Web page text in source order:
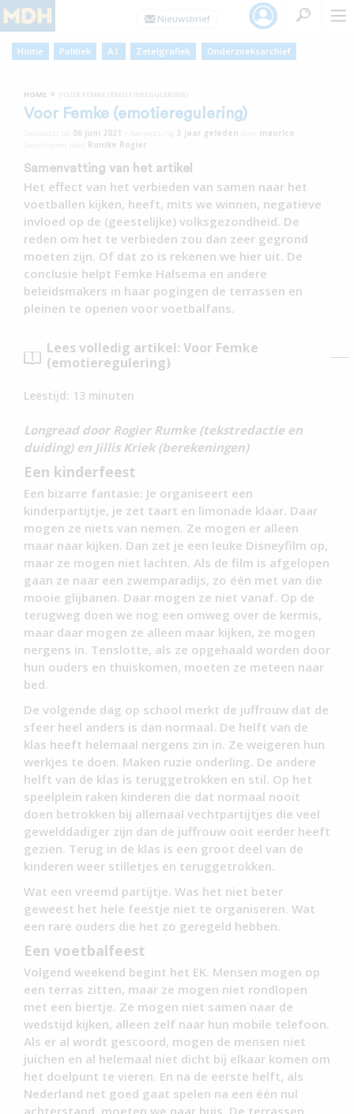
Home Politiek A.I. Zetelgrafiek Onderzoeksarchief
HOME »
Voor Femke (emotieregulering)
06 juni 2021 3 jaar geleden
maurice
Rumke Rogier
Samenvatting van het artikel
Het effect van het verbieden van samen naar het
voetballen kijken, heeft, mits we winnen, negatieve
invloed op de (geestelijke) volksgezondheid. De
reden om het te verbieden zou dan zeer gegrond
moeten zijn. Of dat zo is rekenen we hier uit. De
conclusie helpt Femke Halsema en andere
beleidsmakers in haar pogingen de terrassen en
pleinen te openen voor voetbalfans.
Lees volledig artikel: Voor Femke
(emotieregulering)
Leestijd: 13 minuten
Longread door Rogier Rumke (tekstredactie en
duiding) en Jillis Kriek (berekeningen)
Een kinderfeest
Een bizarre fantasie: Je organiseert een
kinderpartijtje, je zet taart en limonade klaar. Daar
mogen ze niets van nemen. Ze mogen er alleen
maar naar kijken. Dan zet je een leuke Disneyfilm op,
maar ze mogen niet lachten. Als de film is afgelopen
gaan ze naar een zwemparadijs, zo één met van die
mooie glijbanen. Daar mogen ze niet vanaf. Op de
terugweg doen we nog een omweg over de kermis,
maar daar mogen ze alleen maar kijken, ze mogen
nergens in. Tenslotte, als ze opgehaald worden door
hun ouders en thuiskomen, moeten ze meteen naar
bed.
De volgende dag op school merkt de juffrouw dat de
sfeer heel anders is dan normaal. De helft van de
klas heeft helemaal nergens zin in. Ze weigeren hun
werkjes te doen. Maken ruzie onderling. De andere
helft van de klas is teruggetrokken en stil. Op het
speelplein raken kinderen die dat normaal nooit
doen betrokken bij allemaal vechtpartijtjes die veel
gewelddadiger zijn dan de juffrouw ooit eerder heeft
gezien. Terug in de klas is een groot deel van de
kinderen weer stilletjes en teruggetrokken.
Wat een vreemd partijtje. Was het niet beter
geweest het hele feestje niet te organiseren. Wat
een rare ouders die het zo geregeld hebben.
Een voetbalfeest
Volgend weekend begint het EK. Mensen mogen op
een terras zitten, maar ze mogen niet rondlopen
met een biertje. Ze mogen niet samen naar de
wedstijd kijken, alleen zelf naar hun mobile telefoon.
Als er al wordt gescoord, mogen de mensen niet
juichen en al helemaal niet dicht bij elkaar komen om
het doelpunt te vieren. En na de eerste helft, als
Nederland net goed gaat spelen na een één nul